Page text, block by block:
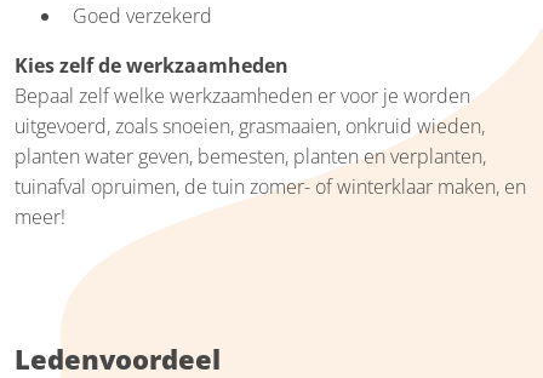
Goed verzekerd
Kies zelf de werkzaamheden
Bepaal zelf welke werkzaamheden er voor je worden
uitgevoerd, zoals snoeien, grasmaaien, onkruid wieden,
planten water geven, bemesten, planten en verplanten,
tuinafval opruimen, de tuin zomer- of winterklaar maken, en
meer!
Ledenvoordeel